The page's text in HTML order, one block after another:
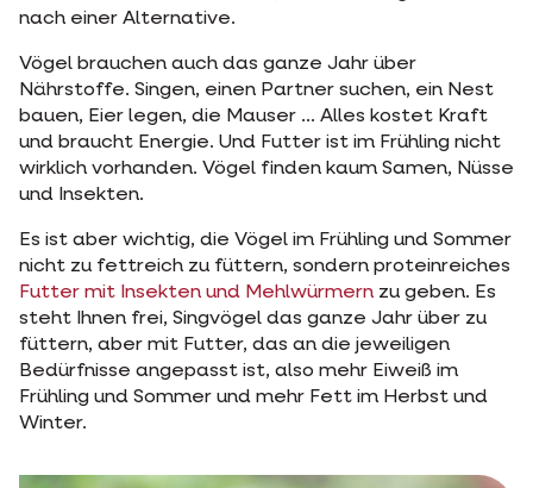
nach einer Alternative.
Vögel brauchen auch das ganze Jahr über
Nährstoffe. Singen, einen Partner suchen, ein Nest
bauen, Eier legen, die Mauser ... Alles kostet Kraft
und braucht Energie. Und Futter ist im Frühling nicht
wirklich vorhanden. Vögel finden kaum Samen, Nüsse
und Insekten.
Es ist aber wichtig, die Vögel im Frühling und Sommer
nicht zu fettreich zu füttern, sondern proteinreiches
Futter mit Insekten und Mehlwürmern zu geben. Es
steht Ihnen frei, Singvögel das ganze Jahr über zu
füttern, aber mit Futter, das an die jeweiligen
Bedürfnisse angepasst ist, also mehr Eiweiß im
Frühling und Sommer und mehr Fett im Herbst und
Winter.